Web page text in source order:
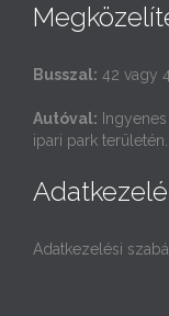
Busszal: 42 vagy
Autóval:
ipari park területén.
Adatkezelési